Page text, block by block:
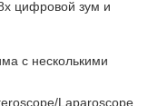
цифровой зум и
с несколькими
Laparoscope